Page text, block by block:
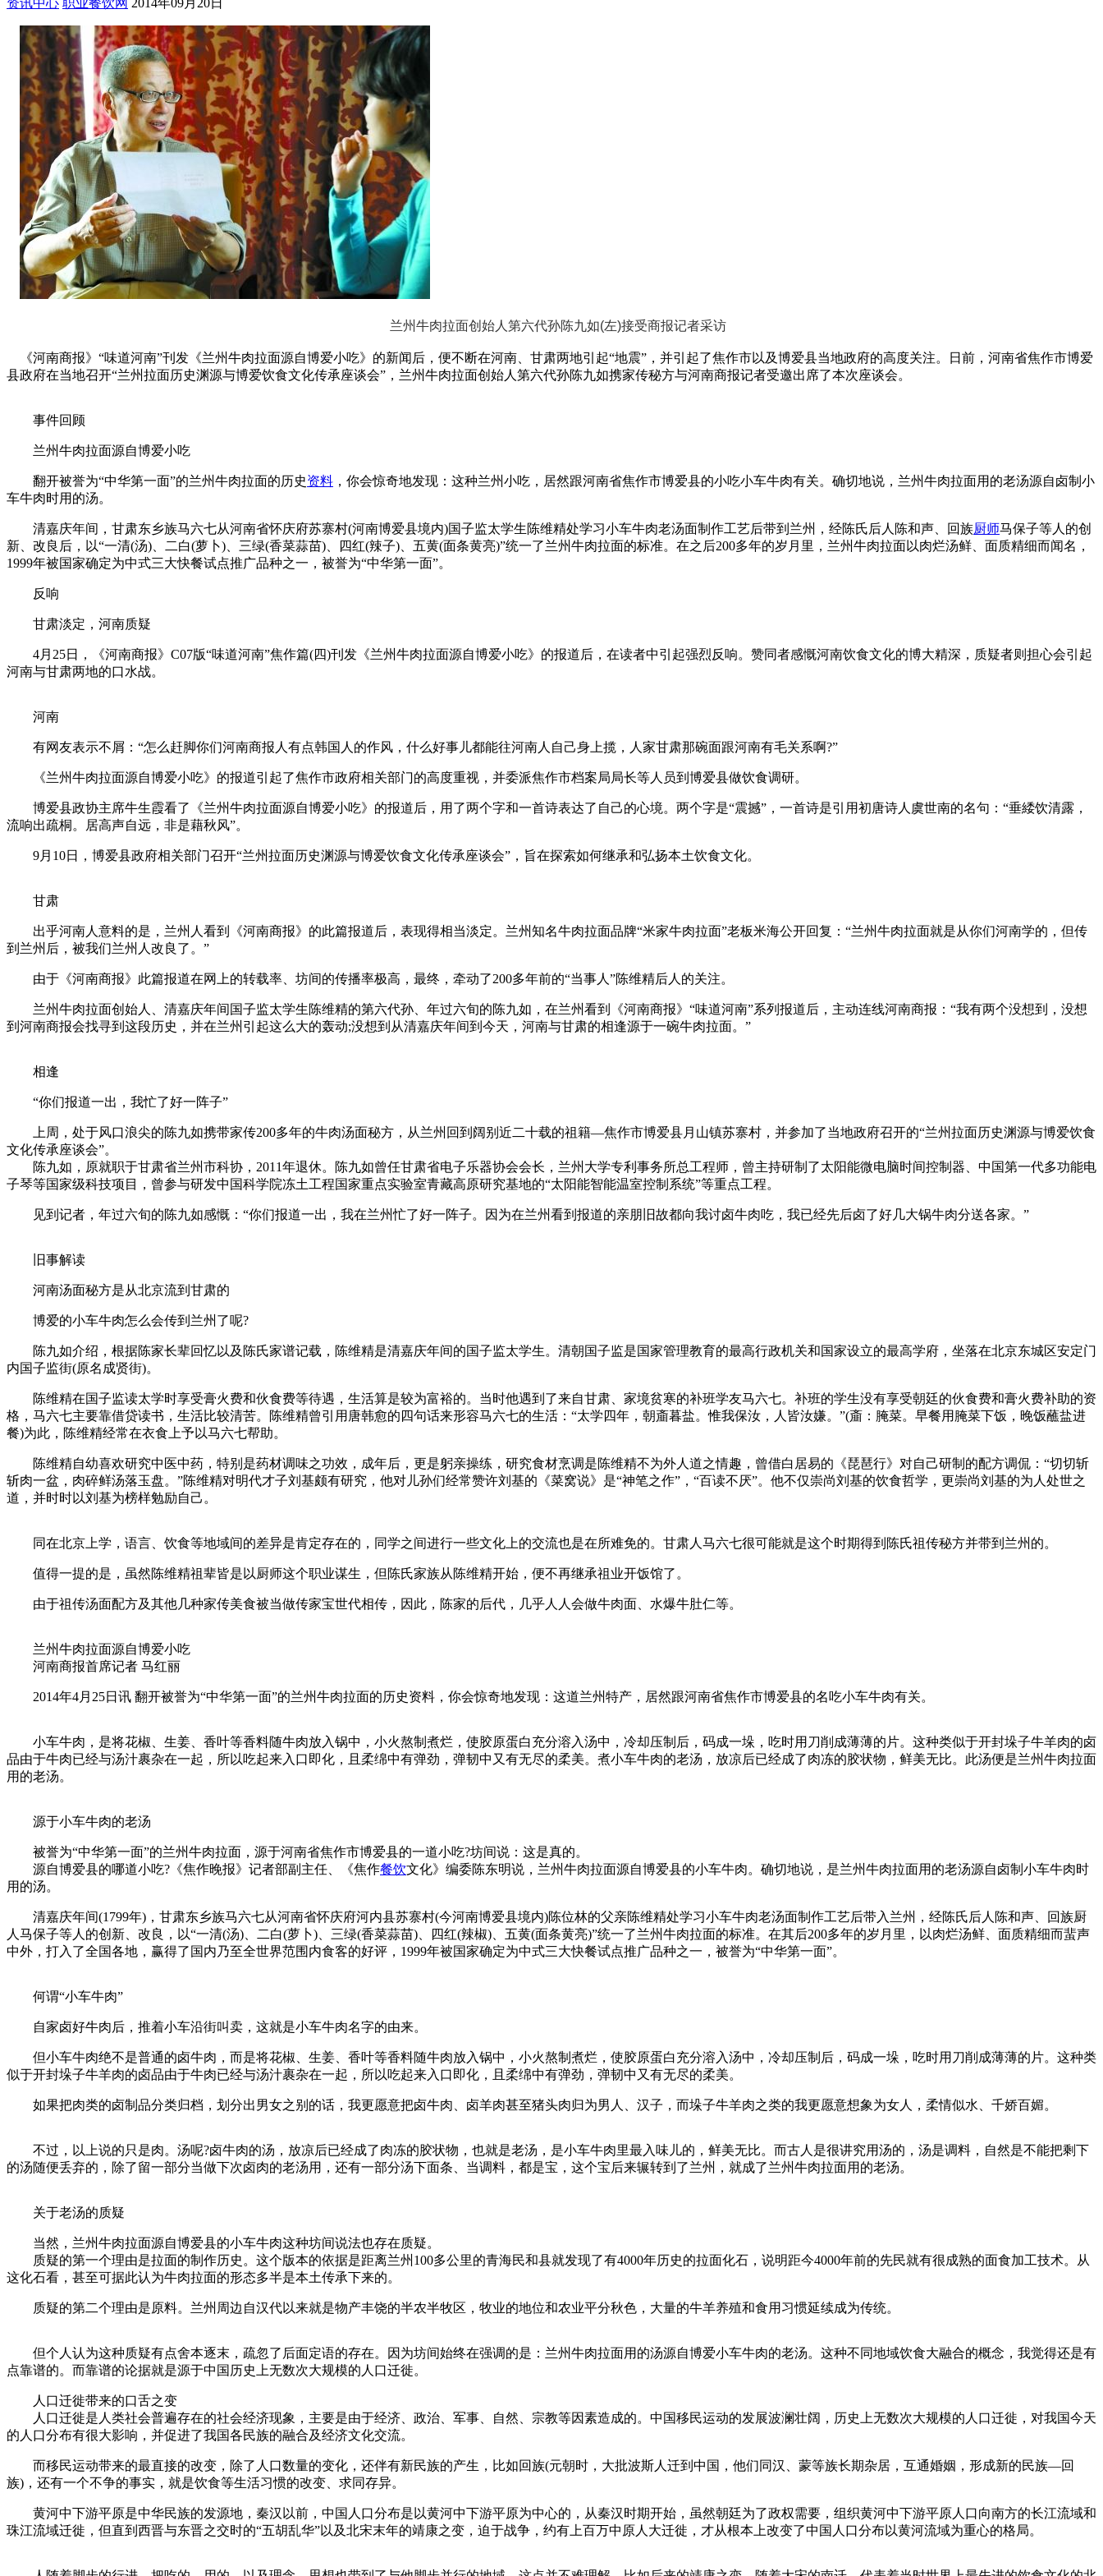
资讯中心 职业餐饮网 2014年09月20日
兰州牛肉拉面创始人第六代孙陈九如(左)接受商报记者采访
《河南商报》“味道河南”刊发《兰州牛肉拉面源自博爱小吃》的新闻后，便不断在河南、甘肃两地引起“地震”，并引起了焦作市以及博爱县当地政府的高度关注。日前，河南省焦作市博爱
县政府在当地召开“兰州拉面历史渊源与博爱饮食文化传承座谈会”，兰州牛肉拉面创始人第六代孙陈九如携家传秘方与河南商报记者受邀出席了本次座谈会。
事件回顾
兰州牛肉拉面源自博爱小吃
翻开被誉为“中华第一面”的兰州牛肉拉面的历史资料 ，你会惊奇地发现：这种兰州小吃，居然跟河南省焦作市博爱县的小吃小车牛肉有关。确切地说，兰州牛肉拉面用的老汤源自卤制小
车牛肉时用的汤。
清嘉庆年间，甘肃东乡族马六七从河南省怀庆府苏寨村(河南博爱县境内)国子监太学生陈维精处学习小车牛肉老汤面制作工艺后带到兰州，经陈氏后人陈和声、回族厨师马保子等人的创
新、改良后，以“一清(汤)、二白(萝卜)、三绿(香菜蒜苗)、四红(辣子)、五黄(面条黄亮)”统一了兰州牛肉拉面的标准。在之后200多年的岁月里，兰州牛肉拉面以肉烂汤鲜、面质精细而闻名，
1999年被国家确定为中式三大快餐试点推广品种之一，被誉为“中华第一面”。
反响
甘肃淡定，河南质疑
4月25日，《河南商报》C07版“味道河南”焦作篇(四)刊发《兰州牛肉拉面源自博爱小吃》的报道后，在读者中引起强烈反响。赞同者感慨河南饮食文化的博大精深，质疑者则担心会引起
河南与甘肃两地的口水战。
河南
有网友表示不屑：“怎么赶脚你们河南商报人有点韩国人的作风，什么好事儿都能往河南人自己身上揽，人家甘肃那碗面跟河南有毛关系啊?”
《兰州牛肉拉面源自博爱小吃》的报道引起了焦作市政府相关部门的高度重视，并委派焦作市档案局局长等人员到博爱县做饮食调研。
博爱县政协主席牛生霞看了《兰州牛肉拉面源自博爱小吃》的报道后，用了两个字和一首诗表达了自己的心境。两个字是“震撼”，一首诗是引用初唐诗人虞世南的名句：“垂緌饮清露，
流响出疏桐。居高声自远，非是藉秋风”。
9月10日，博爱县政府相关部门召开“兰州拉面历史渊源与博爱饮食文化传承座谈会”，旨在探索如何继承和弘扬本土饮食文化。
甘肃
出乎河南人意料的是，兰州人看到《河南商报》的此篇报道后，表现得相当淡定。兰州知名牛肉拉面品牌“米家牛肉拉面”老板米海公开回复：“兰州牛肉拉面就是从你们河南学的，但传
到兰州后，被我们兰州人改良了。”
由于《河南商报》此篇报道在网上的转载率、坊间的传播率极高，最终，牵动了200多年前的“当事人”陈维精后人的关注。
兰州牛肉拉面创始人、清嘉庆年间国子监太学生陈维精的第六代孙、年过六旬的陈九如，在兰州看到《河南商报》“味道河南”系列报道后，主动连线河南商报：“我有两个没想到，没想
到河南商报会找寻到这段历史，并在兰州引起这么大的轰动;没想到从清嘉庆年间到今天，河南与甘肃的相逢源于一碗牛肉拉面。”
相逢
“你们报道一出，我忙了好一阵子”
上周，处于风口浪尖的陈九如携带家传200多年的牛肉汤面秘方，从兰州回到阔别近二十载的祖籍—焦作市博爱县月山镇苏寨村，并参加了当地政府召开的“兰州拉面历史渊源与博爱饮食
文化传承座谈会”。
陈九如，原就职于甘肃省兰州市科协，2011年退休。陈九如曾任甘肃省电子乐器协会会长，兰州大学专利事务所总工程师，曾主持研制了太阳能微电脑时间控制器、中国第一代多功能电
子琴等国家级科技项目，曾参与研发中国科学院冻土工程国家重点实验室青藏高原研究基地的“太阳能智能温室控制系统”等重点工程。
见到记者，年过六旬的陈九如感慨：“你们报道一出，我在兰州忙了好一阵子。因为在兰州看到报道的亲朋旧故都向我讨卤牛肉吃，我已经先后卤了好几大锅牛肉分送各家。”
旧事解读
河南汤面秘方是从北京流到甘肃的
博爱的小车牛肉怎么会传到兰州了呢?
陈九如介绍，根据陈家长辈回忆以及陈氏家谱记载，陈维精是清嘉庆年间的国子监太学生。清朝国子监是国家管理教育的最高行政机关和国家设立的最高学府，坐落在北京东城区安定门
内国子监街(原名成贤街)。
陈维精在国子监读太学时享受膏火费和伙食费等待遇，生活算是较为富裕的。当时他遇到了来自甘肃、家境贫寒的补班学友马六七。补班的学生没有享受朝廷的伙食费和膏火费补助的资
格，马六七主要靠借贷读书，生活比较清苦。陈维精曾引用唐韩愈的四句话来形容马六七的生活：“太学四年，朝齑暮盐。惟我保汝，人皆汝嫌。”(齑：腌菜。早餐用腌菜下饭，晚饭蘸盐进
餐)为此，陈维精经常在衣食上予以马六七帮助。
陈维精自幼喜欢研究中医中药，特别是药材调味之功效，成年后，更是躬亲操练，研究食材烹调是陈维精不为外人道之情趣，曾借白居易的《琵琶行》对自己研制的配方调侃：“切切斩
斩肉一盆，肉碎鲜汤落玉盘。”陈维精对明代才子刘基颇有研究，他对儿孙们经常赞许刘基的《菜窝说》是“神笔之作”，“百读不厌”。他不仅崇尚刘基的饮食哲学，更崇尚刘基的为人处世之
道，并时时以刘基为榜样勉励自己。
同在北京上学，语言、饮食等地域间的差异是肯定存在的，同学之间进行一些文化上的交流也是在所难免的。甘肃人马六七很可能就是这个时期得到陈氏祖传秘方并带到兰州的。
值得一提的是，虽然陈维精祖辈皆是以厨师这个职业谋生，但陈氏家族从陈维精开始，便不再继承祖业开饭馆了。
由于祖传汤面配方及其他几种家传美食被当做传家宝世代相传，因此，陈家的后代，几乎人人会做牛肉面、水爆牛肚仁等。
兰州牛肉拉面源自博爱小吃
河南商报首席记者 马红丽
2014年4月25日讯 翻开被誉为“中华第一面”的兰州牛肉拉面的历史资料，你会惊奇地发现：这道兰州特产，居然跟河南省焦作市博爱县的名吃小车牛肉有关。
小车牛肉，是将花椒、生姜、香叶等香料随牛肉放入锅中，小火熬制煮烂，使胶原蛋白充分溶入汤中，冷却压制后，码成一垛，吃时用刀削成薄薄的片。这种类似于开封垛子牛羊肉的卤
品由于牛肉已经与汤汁裹杂在一起，所以吃起来入口即化，且柔绵中有弹劲，弹韧中又有无尽的柔美。煮小车牛肉的老汤，放凉后已经成了肉冻的胶状物，鲜美无比。此汤便是兰州牛肉拉面
用的老汤。
源于小车牛肉的老汤
被誉为“中华第一面”的兰州牛肉拉面，源于河南省焦作市博爱县的一道小吃?坊间说：这是真的。
源自博爱县的哪道小吃?《焦作晚报》记者部副主任、《焦作餐饮文化》编委陈东明说，兰州牛肉拉面源自博爱县的小车牛肉。确切地说，是兰州牛肉拉面用的老汤源自卤制小车牛肉时
用的汤。
清嘉庆年间(1799年)，甘肃东乡族马六七从河南省怀庆府河内县苏寨村(今河南博爱县境内)陈位林的父亲陈维精处学习小车牛肉老汤面制作工艺后带入兰州，经陈氏后人陈和声、回族厨
人马保子等人的创新、改良，以“一清(汤)、二白(萝卜)、三绿(香菜蒜苗)、四红(辣椒)、五黄(面条黄亮)”统一了兰州牛肉拉面的标准。在其后200多年的岁月里，以肉烂汤鲜、面质精细而蜚声
中外，打入了全国各地，赢得了国内乃至全世界范围内食客的好评，1999年被国家确定为中式三大快餐试点推广品种之一，被誉为“中华第一面”。
何谓“小车牛肉”
自家卤好牛肉后，推着小车沿街叫卖，这就是小车牛肉名字的由来。
但小车牛肉绝不是普通的卤牛肉，而是将花椒、生姜、香叶等香料随牛肉放入锅中，小火熬制煮烂，使胶原蛋白充分溶入汤中，冷却压制后，码成一垛，吃时用刀削成薄薄的片。这种类
似于开封垛子牛羊肉的卤品由于牛肉已经与汤汁裹杂在一起，所以吃起来入口即化，且柔绵中有弹劲，弹韧中又有无尽的柔美。
如果把肉类的卤制品分类归档，划分出男女之别的话，我更愿意把卤牛肉、卤羊肉甚至猪头肉归为男人、汉子，而垛子牛羊肉之类的我更愿意想象为女人，柔情似水、千娇百媚。
不过，以上说的只是肉。汤呢?卤牛肉的汤，放凉后已经成了肉冻的胶状物，也就是老汤，是小车牛肉里最入味儿的，鲜美无比。而古人是很讲究用汤的，汤是调料，自然是不能把剩下
的汤随便丢弃的，除了留一部分当做下次卤肉的老汤用，还有一部分汤下面条、当调料，都是宝，这个宝后来辗转到了兰州，就成了兰州牛肉拉面用的老汤。
关于老汤的质疑
当然，兰州牛肉拉面源自博爱县的小车牛肉这种坊间说法也存在质疑。
质疑的第一个理由是拉面的制作历史。这个版本的依据是距离兰州100多公里的青海民和县就发现了有4000年历史的拉面化石，说明距今4000年前的先民就有很成熟的面食加工技术。从
这化石看，甚至可据此认为牛肉拉面的形态多半是本土传承下来的。
质疑的第二个理由是原料。兰州周边自汉代以来就是物产丰饶的半农半牧区，牧业的地位和农业平分秋色，大量的牛羊养殖和食用习惯延续成为传统。
但个人认为这种质疑有点舍本逐末，疏忽了后面定语的存在。因为坊间始终在强调的是：兰州牛肉拉面用的汤源自博爱小车牛肉的老汤。这种不同地域饮食大融合的概念，我觉得还是有
点靠谱的。而靠谱的论据就是源于中国历史上无数次大规模的人口迁徙。
人口迁徙带来的口舌之变
人口迁徙是人类社会普遍存在的社会经济现象，主要是由于经济、政治、军事、自然、宗教等因素造成的。中国移民运动的发展波澜壮阔，历史上无数次大规模的人口迁徙，对我国今天
的人口分布有很大影响，并促进了我国各民族的融合及经济文化交流。
而移民运动带来的最直接的改变，除了人口数量的变化，还伴有新民族的产生，比如回族(元朝时，大批波斯人迁到中国，他们同汉、蒙等族长期杂居，互通婚姻，形成新的民族—回
族)，还有一个不争的事实，就是饮食等生活习惯的改变、求同存异。
黄河中下游平原是中华民族的发源地，秦汉以前，中国人口分布是以黄河中下游平原为中心的，从秦汉时期开始，虽然朝廷为了政权需要，组织黄河中下游平原人口向南方的长江流域和
珠江流域迁徙，但直到西晋与东晋之交时的“五胡乱华”以及北宋末年的靖康之变，迫于战争，约有上百万中原人大迁徙，才从根本上改变了中国人口分布以黄河流域为重心的格局。